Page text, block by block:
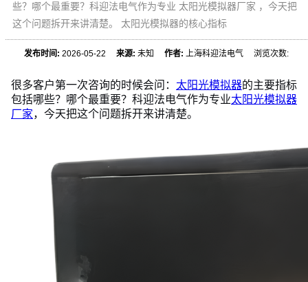
些？哪个最重要？科迎法电气作为专业 太阳光模拟器厂家 ，今天把
这个问题拆开来讲清楚。 太阳光模拟器的核心指标
发布时间: 2026-05-22来源: 未知作者: 上海科迎法电气 浏览次数:
很多客户第一次咨询的时候会问： 太阳光模拟器的主要指标
包括哪些？哪个最重要？科迎法电气作为专业太阳光模拟器
厂家，今天把这个问题拆开来讲清楚。